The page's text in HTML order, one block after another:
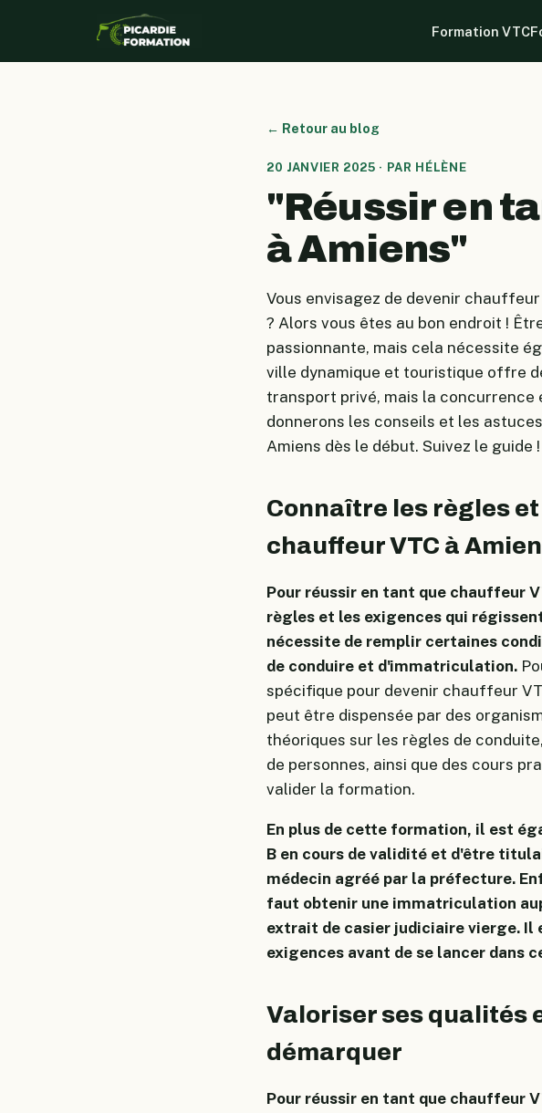
Formation VTC
← Retour au blog
20 JANVIER 2025 · PAR HÉLÈNE
"Réussir en
à Amiens"
Vous envisagez de devenir
? Alors vous êtes au bon endroit !
passionnante, mais cela nécessite
ville dynamique et touristique offre
transport privé, mais la
donnerons les conseils et les
Amiens dès le début. Suivez le guide !
Connaître les règles
chauffeur VTC à
Pour réussir en tant que chauffeur
règles et les exigences qui
nécessite de remplir certaines
de conduire et d'immatriculation.
spécifique pour devenir chauffeur
peut être dispensée par des
théoriques sur les règles de
de personnes, ainsi que des cours
valider la formation.
En plus de cette formation, il est
B en cours de validité et d'être
médecin agréé par la préfecture.
faut obtenir une immatriculation
extrait de casier judiciaire vierge. Il
exigences avant de se lancer dans
Valoriser ses qualités
démarquer
Pour réussir en tant que chauffeur